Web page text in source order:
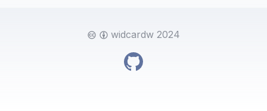
widcardw 2024